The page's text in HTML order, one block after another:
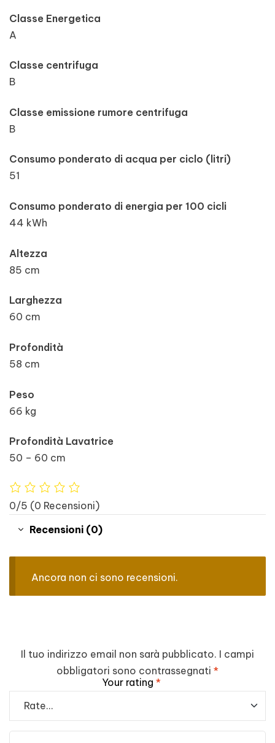
Classe Energetica
A
Classe centrifuga
B
Classe emissione rumore centrifuga
B
Consumo ponderato di acqua per ciclo (litri)
51
Consumo ponderato di energia per 100 cicli
44 kWh
Altezza
85 cm
Larghezza
60 cm
Profondità
58 cm
Peso
66 kg
Profondità Lavatrice
50 – 60 cm
0/5 (0 Recensioni)
Recensioni (0)
Ancora non ci sono recensioni.
Il tuo indirizzo email non sarà pubblicato. I campi
obbligatori sono contrassegnati *
Your rating *